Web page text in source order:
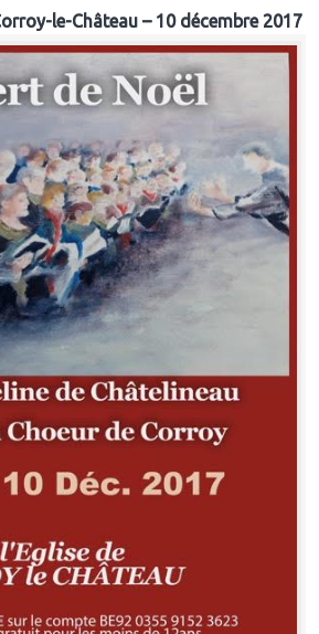
le-Château – 10 décembre 2017